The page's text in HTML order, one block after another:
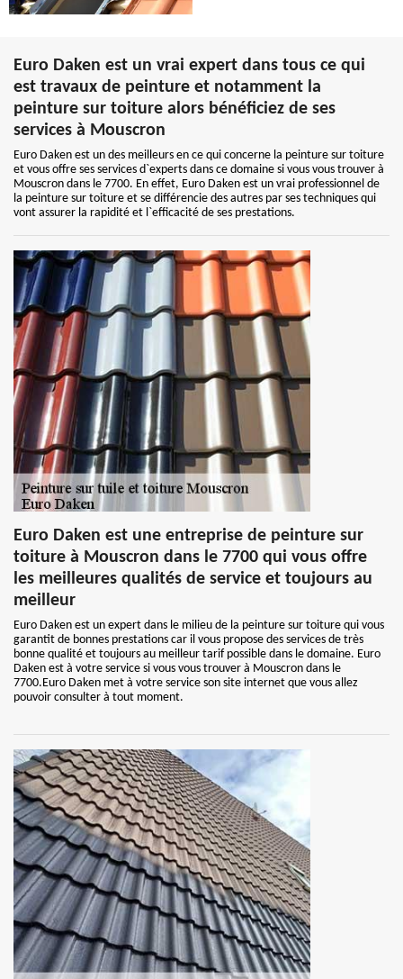
Euro Daken est un vrai expert dans tous ce qui
est travaux de peinture et notamment la
peinture sur toiture alors bénéficiez de ses
services à Mouscron
Euro Daken est un des meilleurs en ce qui concerne la peinture sur toiture
et vous offre ses services d`experts dans ce domaine si vous vous trouver à
Mouscron dans le 7700. En effet, Euro Daken est un vrai professionnel de
la peinture sur toiture et se différencie des autres par ses techniques qui
vont assurer la rapidité et l`efficacité de ses prestations.
Euro Daken est une entreprise de peinture sur
toiture à Mouscron dans le 7700 qui vous offre
les meilleures qualités de service et toujours au
meilleur
Euro Daken est un expert dans le milieu de la peinture sur toiture qui vous
garantit de bonnes prestations car il vous propose des services de très
bonne qualité et toujours au meilleur tarif possible dans le domaine. Euro
Daken est à votre service si vous vous trouver à Mouscron dans le
7700.Euro Daken met à votre service son site internet que vous allez
pouvoir consulter à tout moment.